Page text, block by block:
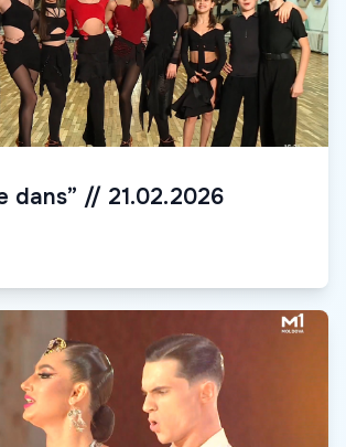
dans” // 21.02.2026